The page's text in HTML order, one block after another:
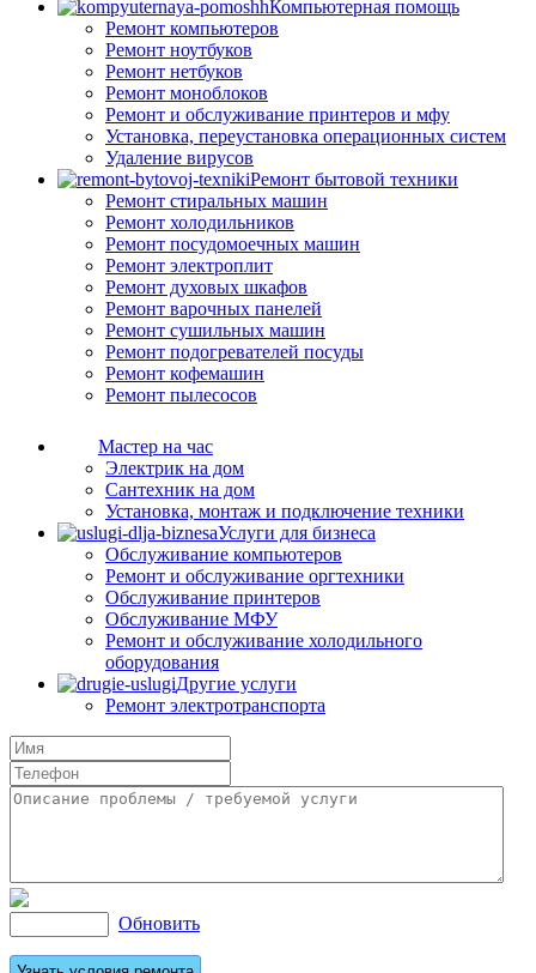
Компьютерная помощь
Ремонт компьютеров
Ремонт ноутбуков
Ремонт нетбуков
Ремонт моноблоков
Ремонт и обслуживание принтеров и мфу
Установка, переустановка операционных систем
Удаление вирусов
Ремонт бытовой техники
Ремонт стиральных машин
Ремонт холодильников
Ремонт посудомоечных машин
Ремонт электроплит
Ремонт духовых шкафов
Ремонт варочных панелей
Ремонт сушильных машин
Ремонт подогревателей посуды
Ремонт кофемашин
Ремонт пылесосов
Мастер на час
Электрик на дом
Сантехник на дом
Установка, монтаж и подключение техники
Услуги для бизнеса
Обслуживание компьютеров
Ремонт и обслуживание оргтехники
Обслуживание принтеров
Обслуживание МФУ
Ремонт и обслуживание холодильного
оборудования
Другие услуги
Ремонт электротранспорта
Обновить